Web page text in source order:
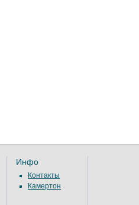
Инфо
Контакты
Камертон